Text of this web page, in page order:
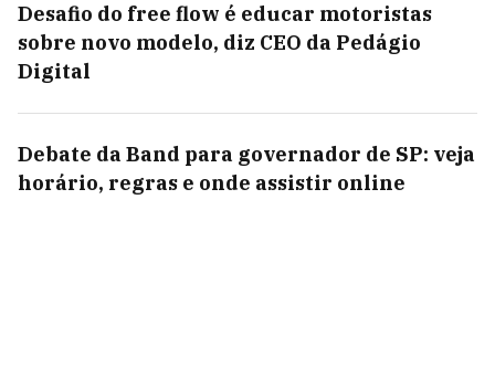
Desafio do free flow é educar motoristas
sobre novo modelo, diz CEO da Pedágio
Digital
Debate da Band para governador de SP: veja
horário, regras e onde assistir online